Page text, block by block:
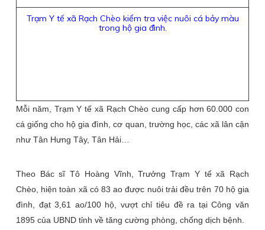
Trạm Y tế xã Rạch Chèo kiểm tra việc nuôi cá bảy màu
trong hộ gia đình.
Mỗi năm, Trạm Y tế xã Rạch Chèo cung cấp hơn 60.000 con
cá giống cho hộ gia đình, cơ quan, trường học, các xã lân cận
như Tân Hưng Tây, Tân Hải…
Theo Bác sĩ Tô Hoàng Vĩnh, Trưởng Trạm Y tế xã Rạch
Chèo, hiện toàn xã có 83 ao được nuôi trải đều trên 70 hộ gia
đình, đạt 3,61 ao/100 hộ, vượt chỉ tiêu đề ra tại Công văn
1895 của UBND tỉnh về tăng cường phòng, chống dịch bệnh.